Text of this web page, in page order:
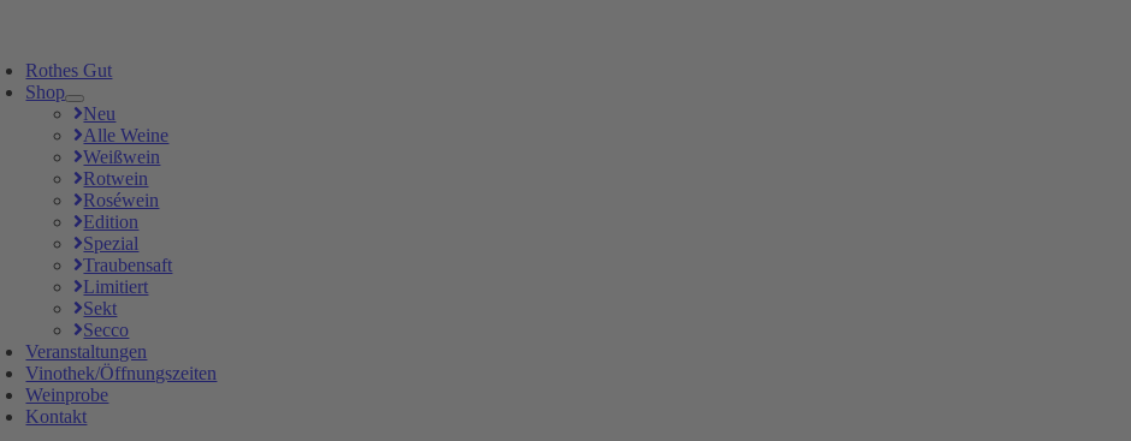
Rothes Gut
Shop
Neu
Alle Weine
Weißwein
Rotwein
Roséwein
Edition
Spezial
Traubensaft
Limitiert
Sekt
Secco
Veranstaltungen
Vinothek/Öffnungszeiten
Weinprobe
Kontakt